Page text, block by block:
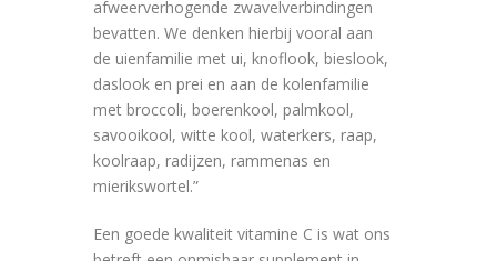
afweerverhogende zwavelverbindingen
bevatten. We denken hierbij vooral aan
de uienfamilie met ui, knoflook, bieslook,
daslook en prei en aan de kolenfamilie
met broccoli, boerenkool, palmkool,
savooikool, witte kool, waterkers, raap,
koolraap, radijzen, rammenas en
mierikswortel.”
Een goede kwaliteit vitamine C is wat ons